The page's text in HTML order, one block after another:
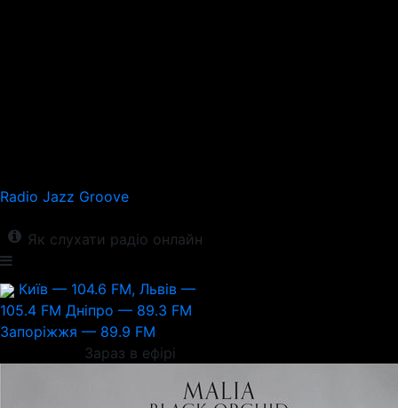
Radio Jazz Groove
Як слухати радіо онлайн
Київ — 104.6 FM, Львів —
105.4 FM Дніпро — 89.3 FM
Запоріжжя — 89.9 FM
Зараз в ефірі